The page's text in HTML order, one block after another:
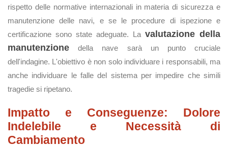
rispetto delle normative internazionali in materia di sicurezza e
manutenzione delle navi, e se le procedure di ispezione e
certificazione sono state adeguate. La valutazione della
manutenzione della nave sarà un punto cruciale
dell'indagine. L'obiettivo è non solo individuare i responsabili, ma
anche individuare le falle del sistema per impedire che simili
tragedie si ripetano.
Impatto e Conseguenze: Dolore
Indelebile e Necessità di
Cambiamento